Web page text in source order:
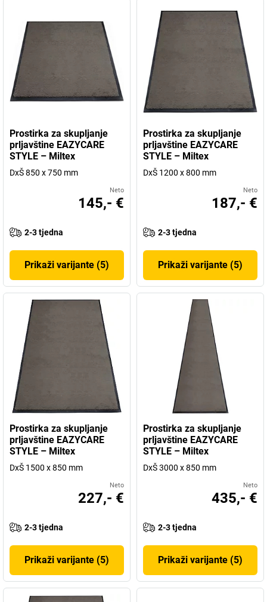
Prostirka za skupljanje
prljavštine EAZYCARE
STYLE – Miltex
DxŠ 850 x 750 mm
Neto
145,- €
2-3 tjedna
Prikaži varijante (5)
Prostirka za skupljanje
prljavštine EAZYCARE
STYLE – Miltex
DxŠ 1200 x 800 mm
Neto
187,- €
2-3 tjedna
Prikaži varijante (5)
Prostirka za skupljanje
prljavštine EAZYCARE
STYLE – Miltex
DxŠ 1500 x 850 mm
Neto
227,- €
2-3 tjedna
Prikaži varijante (5)
Prostirka za skupljanje
prljavštine EAZYCARE
STYLE – Miltex
DxŠ 3000 x 850 mm
Neto
435,- €
2-3 tjedna
Prikaži varijante (5)